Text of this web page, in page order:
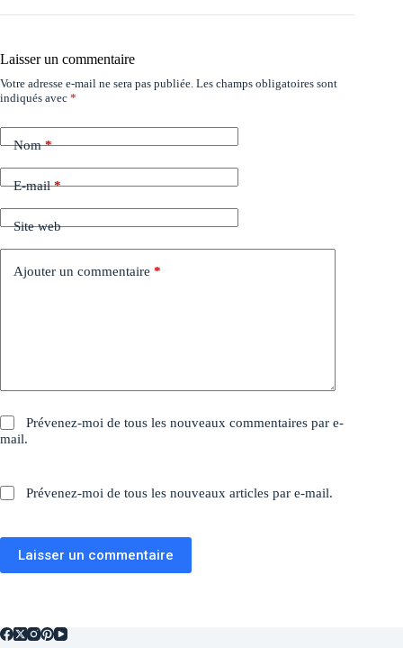
Laisser un commentaire
Votre adresse e-mail ne sera pas publiée. Les champs obligatoires sont
indiqués avec *
Nom*
E-mail*
Site web
Ajouter un commentaire *
Prévenez-moi de tous les nouveaux commentaires par e-
mail.
Prévenez-moi de tous les nouveaux articles par e-mail.
Laisser un commentaire